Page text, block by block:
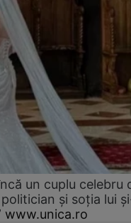
un cuplu celebru
și soția lui
www.unica.ro